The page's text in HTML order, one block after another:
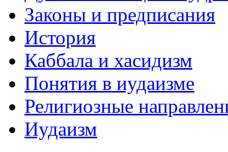
Законы и предписания
История
Каббала и хасидизм
Понятия в иудаизме
Религиозные
Иудаизм